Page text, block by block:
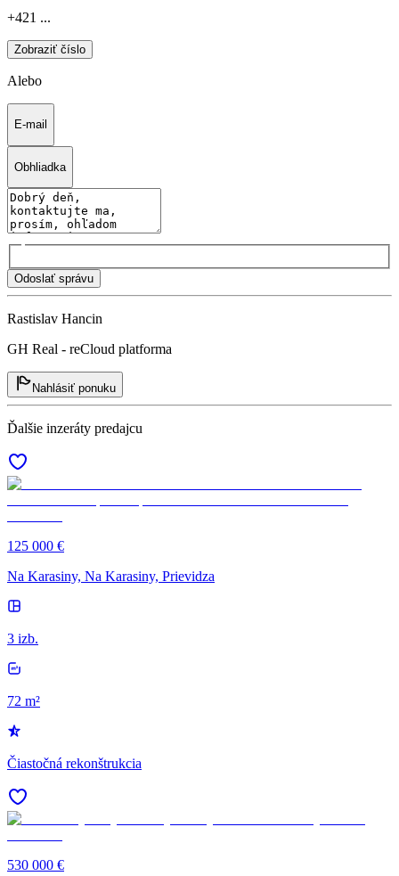
+421 ...
Zobraziť číslo
Alebo
E-mail
Obhliadka
Odoslať správu
Rastislav Hancin
GH Real - reCloud platforma
Nahlásiť ponuku
Ďalšie inzeráty predajcu
125 000 €
Na Karasiny, Na Karasiny, Prievidza
3 izb.
72 m²
Čiastočná rekonštrukcia
530 000 €